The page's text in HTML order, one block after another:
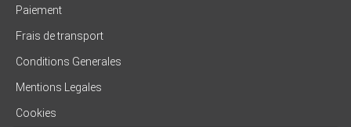
Paiement
Frais de transport
Conditions Generales
Mentions Legales
Cookies